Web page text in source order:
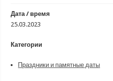
Дата / время
25.03.2023
Категории
Праздники и памятные даты